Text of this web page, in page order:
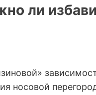
ли
носовой